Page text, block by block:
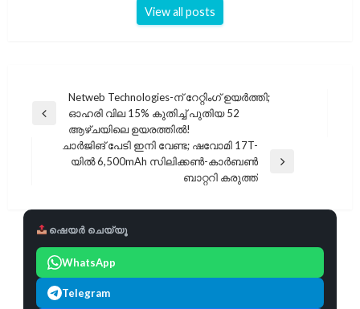
View all posts
പോസ്റ്റുകളിലൂടെ
Previous
Netweb Technologies-ന് റേറ്റിംഗ് ഉയർത്തി;
ഓഹരി വില 15% കുതിച്ച് പുതിയ 52
ആഴ്ചയിലെ ഉയരത്തിൽ!
ചാർജിങ് പേടി ഇനി വേണ്ട; ഷവോമി 17T-
യിൽ 6,500mAh സിലിക്കൺ-കാർബൺ
ബാറ്ററി കരുത്ത്
ഷെയർ ചെയ്യൂ
WhatsApp
Telegram